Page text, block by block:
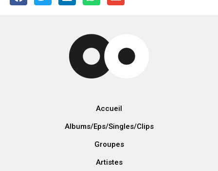
Accueil
Albums/Eps/Singles/Clips
Groupes
Artistes